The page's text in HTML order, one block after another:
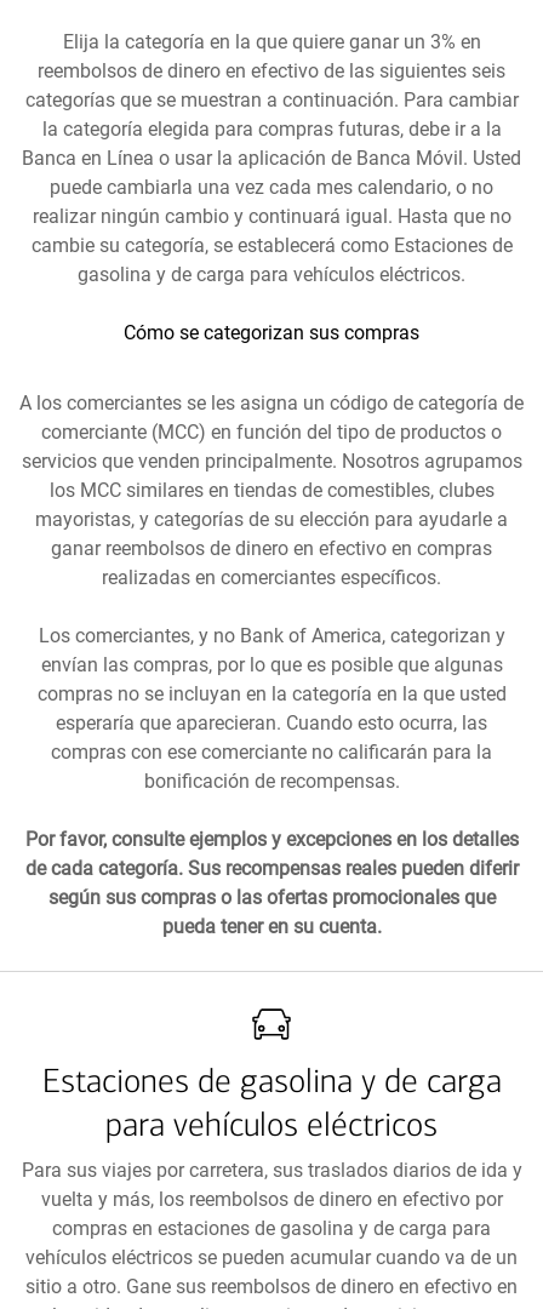
Elija la categoría en la que quiere ganar un 3% en
reembolsos de dinero en efectivo de las siguientes seis
categorías que se muestran a continuación. Para cambiar
la categoría elegida para compras futuras, debe ir a la
Banca en Línea o usar la aplicación de Banca Móvil. Usted
puede cambiarla una vez cada mes calendario, o no
realizar ningún cambio y continuará igual. Hasta que no
cambie su categoría, se establecerá como Estaciones de
gasolina y de carga para vehículos eléctricos.
Cómo se categorizan sus compras
A los comerciantes se les asigna un código de categoría de
comerciante (MCC) en función del tipo de productos o
servicios que venden principalmente. Nosotros agrupamos
los MCC similares en tiendas de comestibles, clubes
mayoristas, y categorías de su elección para ayudarle a
ganar reembolsos de dinero en efectivo en compras
realizadas en comerciantes específicos.
Los comerciantes, y no Bank of America, categorizan y
envían las compras, por lo que es posible que algunas
compras no se incluyan en la categoría en la que usted
esperaría que aparecieran. Cuando esto ocurra, las
compras con ese comerciante no calificarán para la
bonificación de recompensas.
Por favor, consulte ejemplos y excepciones en los detalles
de cada categoría. Sus recompensas reales pueden diferir
según sus compras o las ofertas promocionales que
pueda tener en su cuenta.
Estaciones de gasolina y de carga
para vehículos eléctricos
Para sus viajes por carretera, sus traslados diarios de ida y
vuelta y más, los reembolsos de dinero en efectivo por
compras en estaciones de gasolina y de carga para
vehículos eléctricos se pueden acumular cuando va de un
sitio a otro. Gane sus reembolsos de dinero en efectivo en